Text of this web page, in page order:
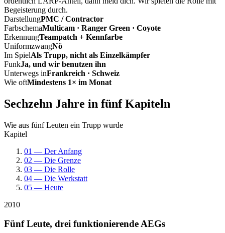
Begeisterung durch.
DarstellungPMC / Contractor
FarbschemaMulticam · Ranger Green · Coyote
ErkennungTeampatch + Kennfarbe
UniformzwangNö
Im SpielAls Trupp, nicht als Einzelkämpfer
FunkJa, und wir benutzen ihn
Unterwegs inFrankreich · Schweiz
Wie oftMindestens 1× im Monat
Sechzehn Jahre in fünf Kapiteln
Wie aus fünf Leuten ein Trupp wurde
Kapitel
01 — Der Anfang
02 — Die Grenze
03 — Die Rolle
04 — Die Werkstatt
05 — Heute
2010
Fünf Leute, drei funktionierende AEGs